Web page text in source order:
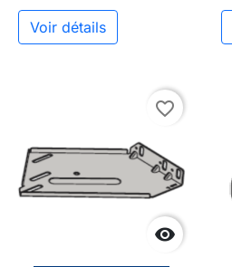
Voir détails

favorite_border